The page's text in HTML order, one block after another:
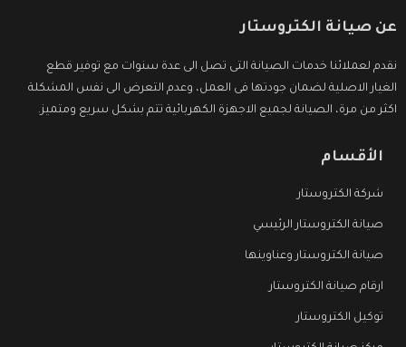
عن صيانة الكتروستار
نقدم لعملائنا خدمات الصيانة التى تصل الى عدة سنوات مع توفير قطع
الغيار الاصلية لضمان جودتها فى العمل، وعدم التعرض الى نفس المشكلة
اكثر من مرة، الصيانة لجميع الاجهزة الكهربائية تتم بشكل سريع ومتميز.
الأقسام
شركة الكتروستار
صيانة الكتروستار الرئيسي
صيانة الكتروستار وعناوينها
ارقام صيانة الكتروستار
توكيل الكتروستار